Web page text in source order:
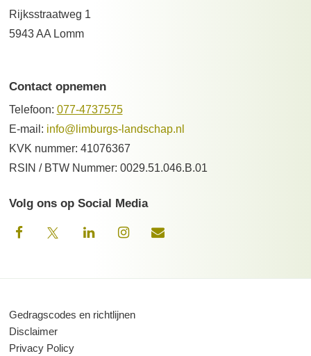
Rijksstraatweg 1
5943 AA Lomm
Contact opnemen
Telefoon: 077-4737575
E-mail: info@limburgs-landschap.nl
KVK nummer: 41076367
RSIN / BTW Nummer: 0029.51.046.B.01
Volg ons op Social Media
Gedragscodes en richtlijnen
Disclaimer
Privacy Policy